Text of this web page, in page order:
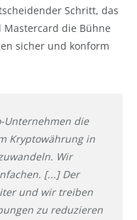
Schritt, das
die Bühne
sicher und konform
Unternehmen die
Kryptowährung in
Wir
[...] Der
und wir treiben
zu reduzieren